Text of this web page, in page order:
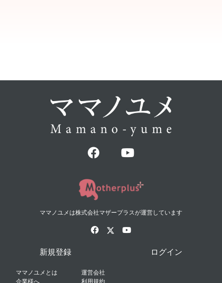
ママノユメは株式会社マザープラスが運営しています
新規登録 ログイン
ママノユメとは
運営会社